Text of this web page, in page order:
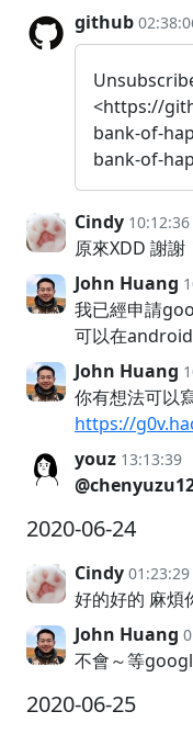
github
<https://
bank-of-
bank-of-
Cindy 10:12:36
原來XDD 謝謝
John Huang
我已經申請
可以在
John Huang
你有想法可以
https://
youz 13:13:39
2020-06-24
Cindy 01:23:29
好的好的 麻煩
John Huang
不會～等
2020-06-25